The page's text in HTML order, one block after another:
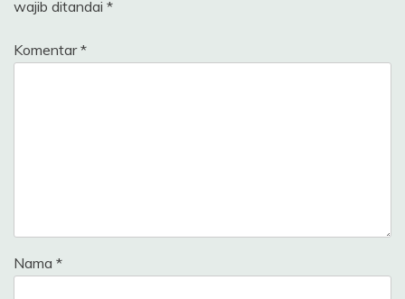
wajib ditandai *
Komentar*
Nama *